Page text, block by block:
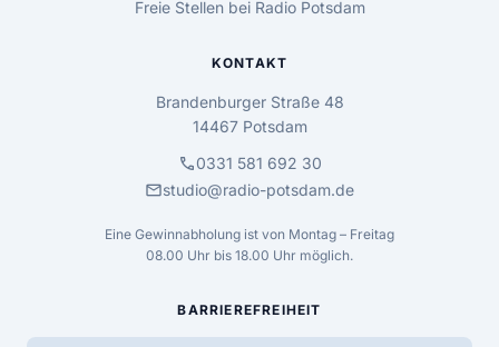
Freie Stellen bei Radio Potsdam
KONTAKT
Brandenburger Straße 48
14467 Potsdam
call0331 581 692 30
mailstudio@radio-potsdam.de
Eine Gewinnabholung ist von Montag – Freitag
08.00 Uhr bis 18.00 Uhr möglich.
BARRIEREFREIHEIT